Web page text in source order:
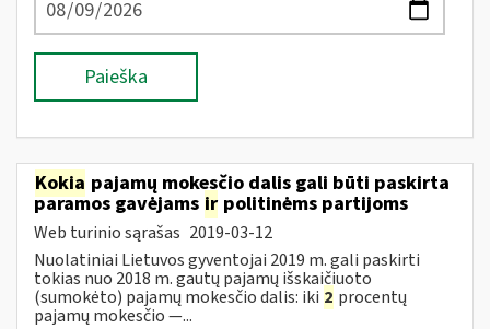
Paieška
Kokia pajamų mokesčio dalis gali būti paskirta
paramos gavėjams ir politinėms partijoms
Web turinio sąrašas 2019-03-12
Nuolatiniai Lietuvos gyventojai 2019 m. gali paskirti
tokias nuo 2018 m. gautų pajamų išskaičiuoto
(sumokėto) pajamų mokesčio dalis: iki 2 procentų
pajamų mokesčio —...